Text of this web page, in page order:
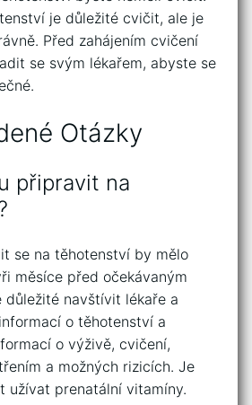
je důležité cvičit, ale je
Před zahájením cvičení
se svým lékařem, abyste se
Otázky
připravit na
se na těhotenství by mělo
měsíce před očekávaným
důležité navštívit lékaře a
o těhotenství a
o výživě, cvičení,
a možných rizicích. Je
užívat prenatální vitamíny.